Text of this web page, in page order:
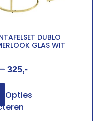
DUBLO
GLAS WIT
325
Opties